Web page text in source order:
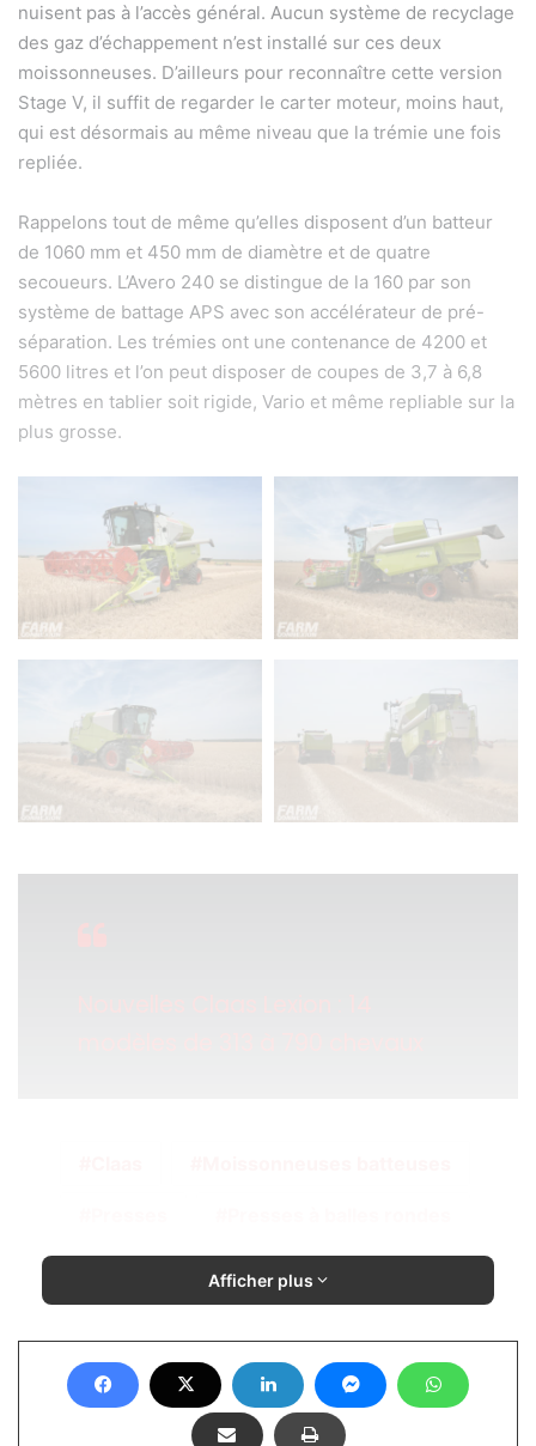
nuisent pas à l’accès général. Aucun système de recyclage
des gaz d’échappement n’est installé sur ces deux
moissonneuses. D’ailleurs pour reconnaître cette version
Stage V, il suffit de regarder le carter moteur, moins haut,
qui est désormais au même niveau que la trémie une fois
repliée.
Rappelons tout de même qu’elles disposent d’un batteur
de 1060 mm et 450 mm de diamètre et de quatre
secoueurs. L’Avero 240 se distingue de la 160 par son
système de battage APS avec son accélérateur de pré-
séparation. Les trémies ont une contenance de 4200 et
5600 litres et l’on peut disposer de coupes de 3,7 à 6,8
mètres en tablier soit rigide, Vario et même repliable sur la
plus grosse.
Afficher plus